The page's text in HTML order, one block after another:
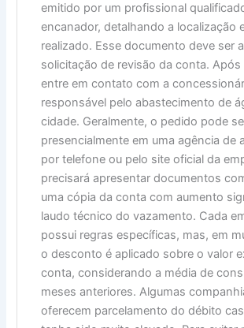
emitido por um profissional
encanador, detalhando a localização
realizado. Esse documento deve ser
solicitação de revisão da conta. Após
entre em contato com a
responsável pelo abastecimento de
cidade. Geralmente, o pedido pode
presencialmente em uma agência de
por telefone ou pelo site oficial da
precisará apresentar documentos
uma cópia da conta com aumento
laudo técnico do vazamento. Cada
possui regras específicas, mas, em
o desconto é aplicado sobre o valor
conta, considerando a média de
meses anteriores. Algumas
oferecem parcelamento do débito